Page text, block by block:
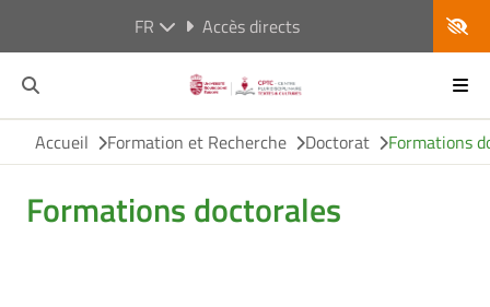
FR Accès directs
Accueil Formation et Recherche Doctorat Formations
Formations doctorales